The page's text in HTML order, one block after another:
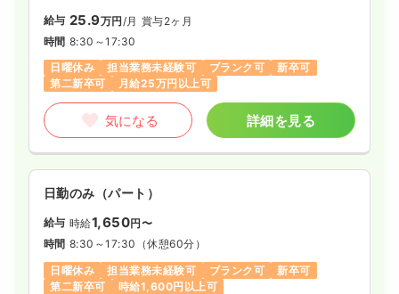
給与 25.9万円 /月 賞与2ヶ月
時間 8:30～17:30
日曜休み
担当業務未経験可 ブランク可
新卒可
第二新卒可
月給25万円以上可
気になる 詳細を見る
日勤のみ（パート）
給与 時給1,650円〜
時間 8:30～17:30 （休憩60分）
日曜休み
担当業務未経験可 ブランク可
新卒可
第二新卒可
時給1,600円以上可